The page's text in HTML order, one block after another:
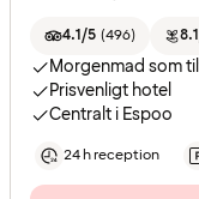
4.1/5 (496)
Morgenmad som
Prisvenligt hotel
Centralt i Espoo
24 h reception